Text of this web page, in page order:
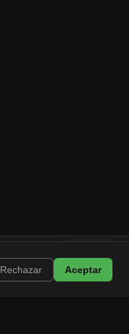
Instalar
Rechazar Aceptar